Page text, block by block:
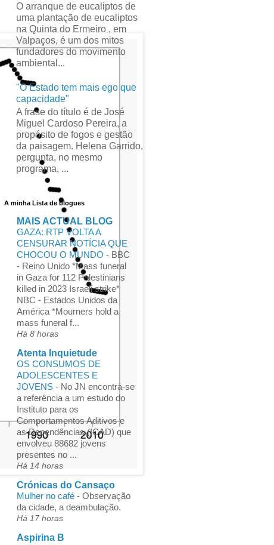
O arranque de eucaliptos de
uma plantação de eucaliptos
na Quinta do Ermeiro , em
Valpaços, é um dos mitos
fundadores do movimento
ambiental...
"O Estado tem mais ego que
capacidade"
A frase do título é de José
Miguel Cardoso Pereira, a
propósito de fogos e gestão
da paisagem. Helena Garrido,
pergunta, no mesmo
programa, ...
A minha Lista de blogues
MAIS ACTUAL BLOG
GAZA: RTP VOLTA A
CENSURAR NOTÍCIA QUE
CHOCOU O MUNDO - BBC
- Reino Unido *Mass funeral
in Gaza for 112 Palestinians
killed in 2023 Israeli strike*
NBC - Estados Unidos da
América *Mourners hold a
mass funeral f...
Há 8 horas
Atenta Inquietude
OS CONSUMOS DE
ADOLESCENTES E
JOVENS - No JN encontra-se
a referência a um estudo do
Instituto para os
Comportamentos Aditivos e
as Dependências (ICAD) que
envolveu 88682 jovens
presentes no ...
Há 14 horas
Crónicas do Cansaço
Mulher no café - Observação
da cidade, a deambulação.
Há 17 horas
Aspirina B